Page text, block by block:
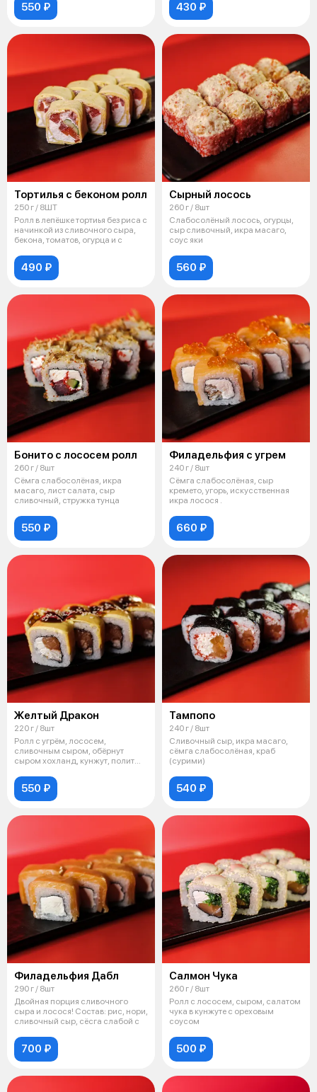
550 ₽ 430 ₽
Тортилья с беконом ролл
250 г / 8ШТ
Ролл в лепёшке тортиья без риса с
начинкой из сливочного сыра,
бекона, томатов, огурца и с
490 ₽
Сырный лосось
260 г / 8шт
Слабосолёный лосось, огурцы,
сыр сливочный, икра масаго,
соус яки
560 ₽
Бонито с лососем ролл
260 г / 8шт
Сёмга слабосолёная, икра
масаго, лист салата, сыр
сливочный, стружка тунца
550 ₽
Филадельфия с угрем
240 г / 8шт
Сёмга слабосолёная, сыр
кремето, угорь, искусственная
икра лосося .
660 ₽
Желтый Дракон
220 г / 8шт
Ролл с угрём, лососем,
сливочным сыром, обёрнут
сыром хохланд, кунжут, полит
550 ₽
Тампопо
240 г / 8шт
Сливочный сыр, икра масаго,
сёмга слабосолёная, краб
(сурими)
540 ₽
Филадельфия Дабл
290 г / 8шт
Двойная порция сливочного
сыра и лосося! Состав: рис, нори,
сливочный сыр, сёсга слабой с
700 ₽
Салмон Чука
260 г / 8шт
Ролл с лососем, сыром, салатом
чука в кунжуте с ореховым
соусом
500 ₽